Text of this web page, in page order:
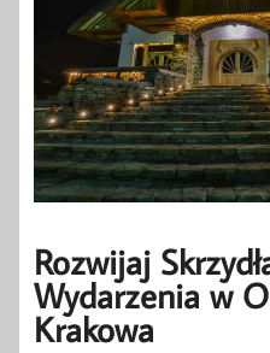
Rozwijaj
Wydarzenia w
Krakowa